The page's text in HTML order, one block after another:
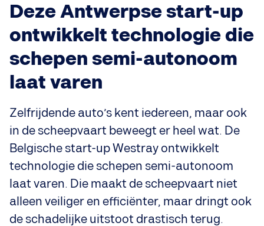
Deze Antwerpse start-up
ontwikkelt technologie die
schepen semi-autonoom
laat varen
Zelfrijdende auto’s kent iedereen, maar ook
in de scheepvaart beweegt er heel wat. De
Belgische start-up Westray ontwikkelt
technologie die schepen semi-autonoom
laat varen. Die maakt de scheepvaart niet
alleen veiliger en efficiënter, maar dringt ook
de schadelijke uitstoot drastisch terug.